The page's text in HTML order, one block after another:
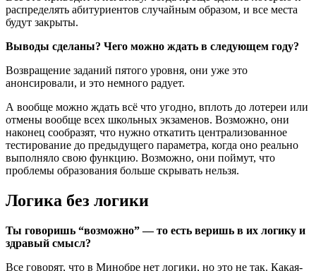
распределять абитуриентов случайным образом, и все места
будут закрыты.
Выводы сделаны? Чего можно ждать в следующем году?
Возвращение заданий пятого уровня, они уже это
анонсировали, и это немного радует.
А вообще можно ждать всё что угодно, вплоть до лотереи или
отмены вообще всех школьных экзаменов. Возможно, они
наконец сообразят, что нужно откатить централизованное
тестирование до предыдущего параметра, когда оно реально
выполняло свою функцию. Возможно, они поймут, что
проблемы образования больше скрывать нельзя.
Логика без логики
Ты говоришь “возможно” — то есть веришь в их логику и
здравый смысл?
Все говорят, что в Минобре нет логики, но это не так. Какая-